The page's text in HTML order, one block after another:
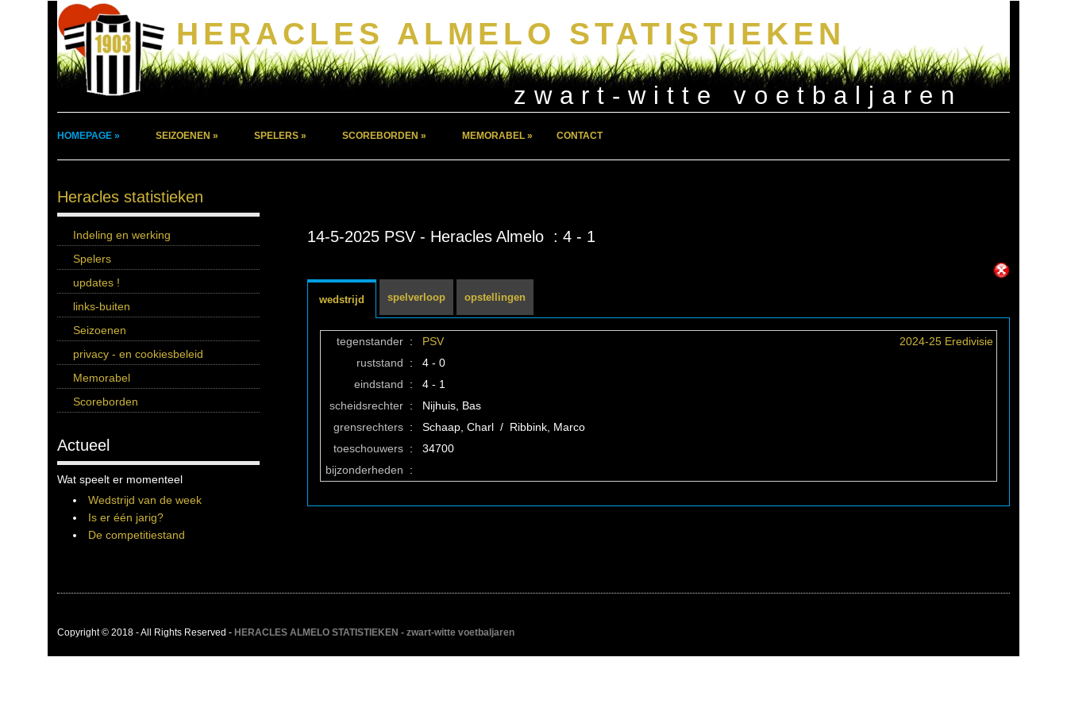
HERACLES ALMELO STATISTIEKEN
zwart-witte voetbaljaren
HOMEPAGE » SEIZOENEN » SPELERS » SCOREBORDEN » MEMORABEL » CONTACT
Heracles statistieken
Indeling en werking
Spelers
updates !
links-buiten
Seizoenen
privacy - en cookiesbeleid
Memorabel
Scoreborden
Actueel
Wat speelt er momenteel
Wedstrijd van de week
Is er één jarig?
De competitiestand
14-5-2025 PSV - Heracles Almelo : 4 - 1
wedstrijd spelverloop opstellingen
tegenstander : PSV
2024-25 Eredivisie
ruststand
:
4 - 0
eindstand
:
4 - 1
scheidsrechter :
Nijhuis, Bas
grensrechters :
Schaap, Charl / Ribbink, Marco
toeschouwers :
34700
bijzonderheden
:
Copyright © 2018 - All Rights Reserved - HERACLES ALMELO STATISTIEKEN - zwart-witte voetbaljaren